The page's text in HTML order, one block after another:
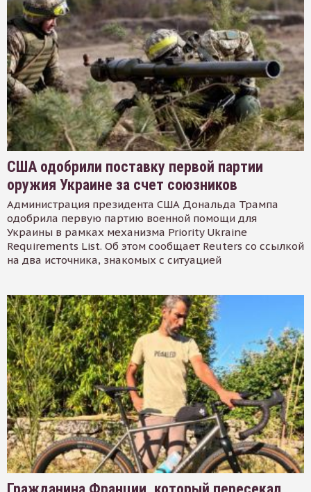
США одобрили поставку первой партии
оружия Украине за счет союзников
Администрация президента США Дональда Трампа
одобрила первую партию военной помощи для
Украины в рамках механизма Priority Ukraine
Requirements List. Об этом сообщает Reuters со ссылкой
на два источника, знакомых с ситуацией